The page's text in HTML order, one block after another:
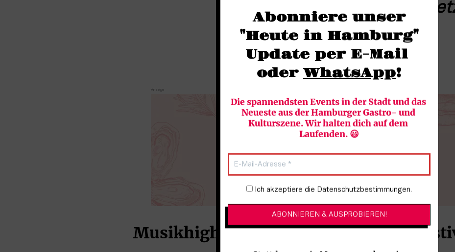
Musikökosystem und
für unsere Demokratie
einsetzt.
aus der Pressemeldung des Reeperbahn Festivals
Musikhighlights beim Reeperbahn
Abonniere unser
"Heute in Hamburg"
Update per E-Mail
oder WhatsApp!
Die spannendsten Events in der Stadt und das
Neueste aus der Hamburger Gastro- und
Kulturszene. Wir halten dich auf dem
Laufenden. 😃
Newsletter-Anmeldung
Ich akzeptiere die Datenschutzbestimmungen.